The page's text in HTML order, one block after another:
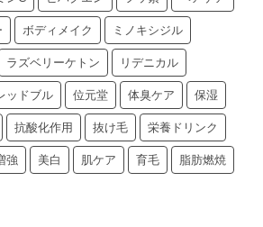
ボディメイク ミノキシジル
ラズベリーケトン リデニカル
ッドブル 位元堂 体臭ケア 保湿
抗酸化作用 抜け毛 栄養ドリンク
強 美白 肌ケア 育毛 脂肪燃焼